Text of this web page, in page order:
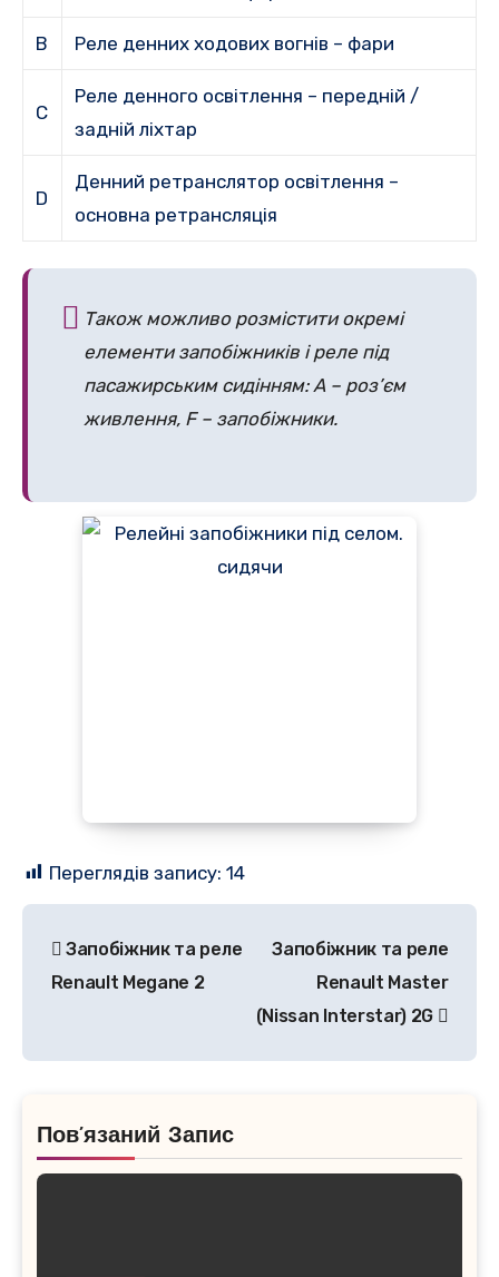
B Реле денних ходових вогнів – фари
C
Реле денного освітлення – передній /
задній ліхтар
D
Денний ретранслятор освітлення –
основна ретрансляція
Також можливо розмістити окремі
елементи запобіжників і реле під
пасажирським сидінням: A – роз’єм
живлення, F – запобіжники.
Переглядів запису: 14
записів
Запобіжник та реле
Renault Megane 2
Запобіжник та реле
Renault Master
(Nissan Interstar) 2G
Пов’язаний Запис